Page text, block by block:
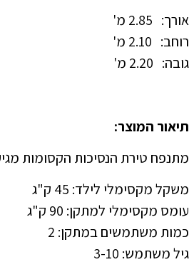
אורך: 2.85 מ'
רוחב: 2.10 מ'
גובה: 2.20 מ'
תיאור המוצר:
מתנפח טירת הנסיכות הקסומות
משקל מקסימלי לילד: 45 ק"ג
עומס מקסימלי למתקן: 90 ק"ג
כמות משתמשים במתקן: 2
גיל משתמש: 3-10